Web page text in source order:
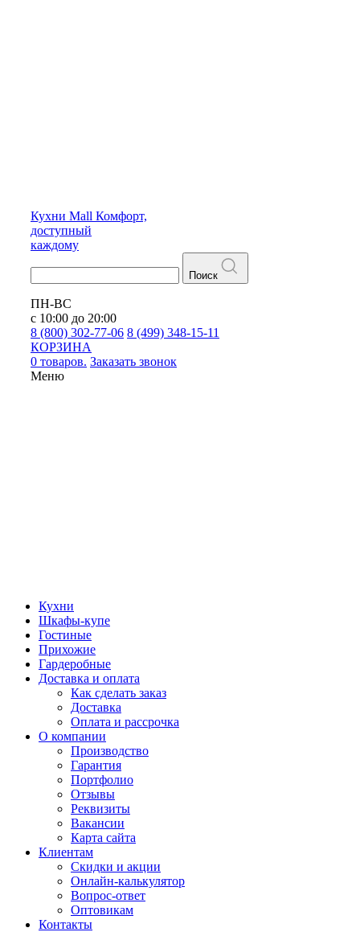
Кухни Mall Комфорт,
доступный
каждому
Поиск
ПН-ВС
с 10:00 до 20:00
8 (800) 302-77-06 8 (499) 348-15-11
КОРЗИНА
0 товаров. Заказать звонок
Меню
Кухни
Шкафы-купе
Гостиные
Прихожие
Гардеробные
Доставка и оплата
Как сделать заказ
Доставка
Оплата и рассрочка
О компании
Производство
Гарантия
Портфолио
Отзывы
Реквизиты
Вакансии
Карта сайта
Клиентам
Скидки и акции
Онлайн-калькулятор
Вопрос-ответ
Оптовикам
Контакты